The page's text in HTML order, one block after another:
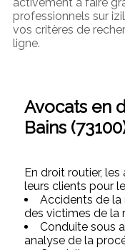
professionnels sur
vos critères de
ligne.
Avocats en
Bains
En droit routier,
leurs clients pour
Accidents de la
des victimes de la
Conduite sous
analyse de la